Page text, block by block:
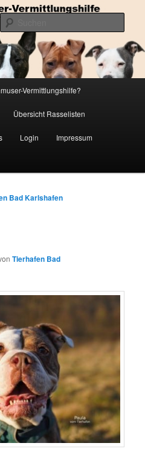
Vermittlungshilfe
Listenhunde
Vermittlungshilfe?
Übersicht Rasselisten
Login Impressum
Bad Karlshafen
Tierhafen Bad